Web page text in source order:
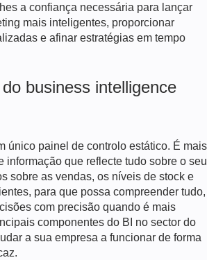
a confiança necessária para lançar
mais inteligentes, proporcionar
e afinar estratégias em tempo
business intelligence
único painel de controlo estático. É mais
informação que reflecte tudo sobre o seu
sobre as vendas, os níveis de stock e
para que possa compreender tudo,
com precisão quando é mais
componentes do BI no sector do
a sua empresa a funcionar de forma